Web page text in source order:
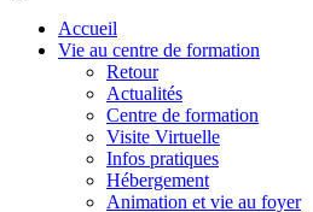
Accueil
Vie au centre de formation
Retour
Actualités
Centre de formation
Visite Virtuelle
Infos pratiques
Hébergement
Animation et vie au foyer